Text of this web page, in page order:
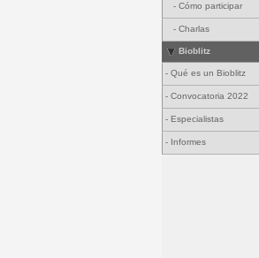
- Cómo participar
- Charlas
Bioblitz
- Qué es un Bioblitz
- Convocatoria 2022
- Especialistas
- Informes